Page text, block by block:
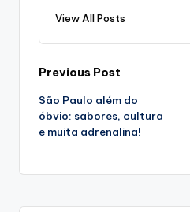
View All Posts
Post
navigation
Previous Post
São Paulo além do
óbvio: sabores, cultura
e muita adrenalina!